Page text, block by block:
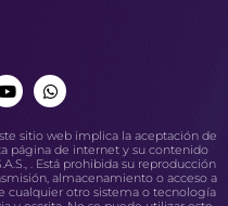
sitio web implica la aceptación de
página de internet y su contenido
. Está prohibida su reproducción
almacenamiento o acceso a
cualquier otro sistema o tecnología